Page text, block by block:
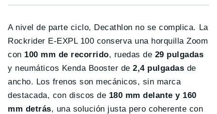
A nivel de parte ciclo, Decathlon no se complica. La
Rockrider E-EXPL 100 conserva una horquilla Zoom
con 100 mm de recorrido, ruedas de 29 pulgadas
y neumáticos Kenda Booster de2,4 pulgadas de
ancho. Los frenos son mecánicos, sin marca
destacada, con discos de 180 mm delante y 160
mm detrás, una solución justa pero coherente con